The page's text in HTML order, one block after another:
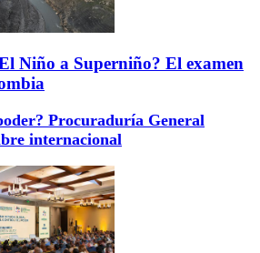
Niño a Superniño? El examen
Procuraduría General
internacional